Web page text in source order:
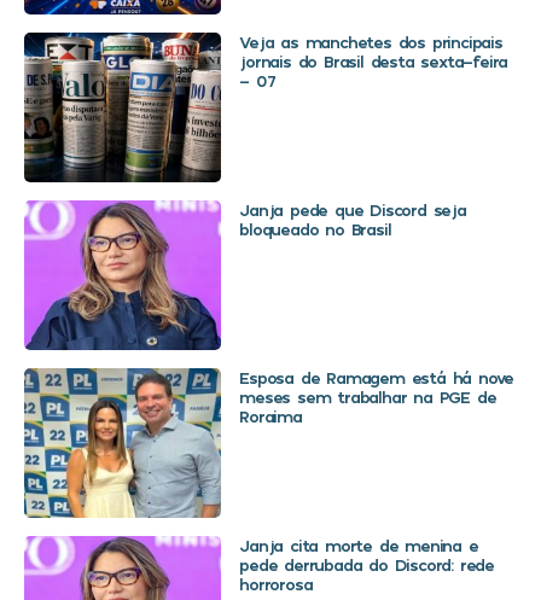
Veja as manchetes dos principais
jornais do Brasil desta sexta-feira
– 07
Janja pede que Discord seja
bloqueado no Brasil
Esposa de Ramagem está há nove
meses sem trabalhar na PGE de
Roraima
Janja cita morte de menina e
pede derrubada do Discord: rede
horrorosa